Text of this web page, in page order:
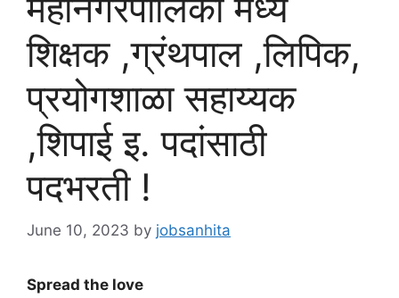
शिक्षक ,ग्रंथपाल ,लिपिक,
प्रयोगशाळा सहाय्यक
,शिपाई इ. पदांसाठी
पदभरती !
June 10, 2023 by jobsanhita
Spread the love